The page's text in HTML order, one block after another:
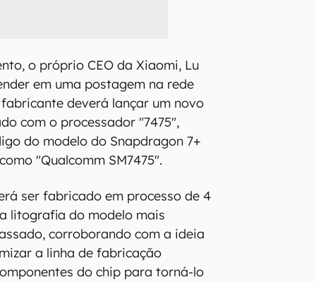
o próprio CEO da Xiaomi, Lu
em uma postagem na rede
deverá lançar um novo
com o processador "7475",
do modelo do Snapdragon 7+
"Qualcomm SM7475".
ser fabricado em processo de 4
litografia do modelo mais
corroborando com a ideia
a linha de fabricação
do chip para torná-lo